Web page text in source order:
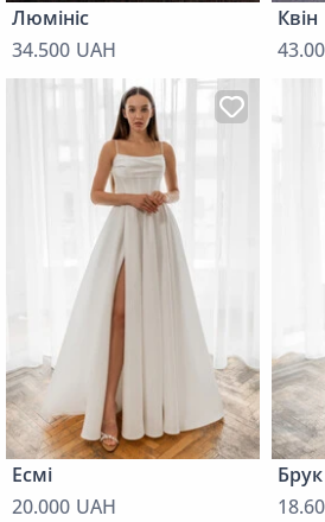
Люмініс
34.500 UAH
Квін
Есмі
20.000 UAH
Брук